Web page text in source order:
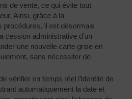
de vente, ce qui évite tout
Ainsi, grâce à la
procédures, il est désormais
cession administrative d’un
une nouvelle carte grise en
sans nécessiter de
vérifier en temps réel l’identité de
automatiquement la date et